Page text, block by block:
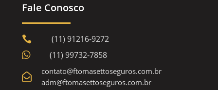
Fale Conosco
 (11) 91216-9272
 (11) 99732-7858

contato@ftomasettoseguros.com.br
adm@ftomasettoseguros.com.br